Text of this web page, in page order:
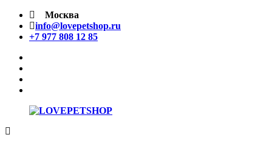
Перейти
содержимому
Москва
info@lovepetshop.ru
+7 977 808 12 85